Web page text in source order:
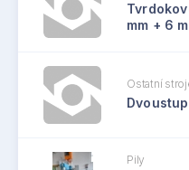
mm + 6
Ostatní
Pily